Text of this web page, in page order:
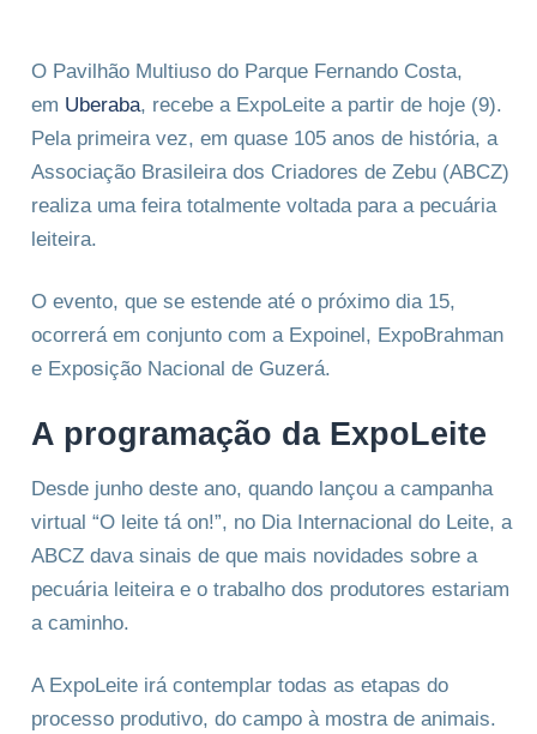
O Pavilhão Multiuso do Parque Fernando Costa,
em Uberaba, recebe a ExpoLeite a partir de hoje (9).
Pela primeira vez, em quase 105 anos de história, a
Associação Brasileira dos Criadores de Zebu (ABCZ)
realiza uma feira totalmente voltada para a pecuária
leiteira.
O evento, que se estende até o próximo dia 15,
ocorrerá em conjunto com a Expoinel, ExpoBrahman
e Exposição Nacional de Guzerá.
A programação da ExpoLeite
Desde junho deste ano, quando lançou a campanha
virtual “O leite tá on!”, no Dia Internacional do Leite, a
ABCZ dava sinais de que mais novidades sobre a
pecuária leiteira e o trabalho dos produtores estariam
a caminho.
A ExpoLeite irá contemplar todas as etapas do
processo produtivo, do campo à mostra de animais.